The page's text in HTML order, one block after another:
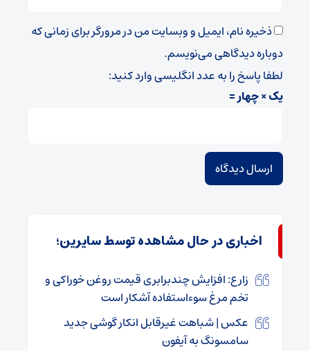
ذخیره نام، ایمیل و وبسایت من در مرورگر برای زمانی که
دوباره دیدگاهی می‌نویسم.
لطفا پاسخ را به عدد انگلیسی وارد کنید:
یک × چهار =
اخباری در حال مشاهده توسط سایرین؛
زارع: افزایش چندبرابری قیمت روغن خوراکی و
تخم مرغ سوءاستفاده آشکار است
عکس | شباهت غیرقابل انکار گوشی جدید
سامسونگ به آیفون